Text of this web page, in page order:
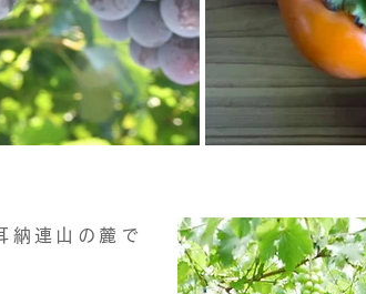
納連山の麓で